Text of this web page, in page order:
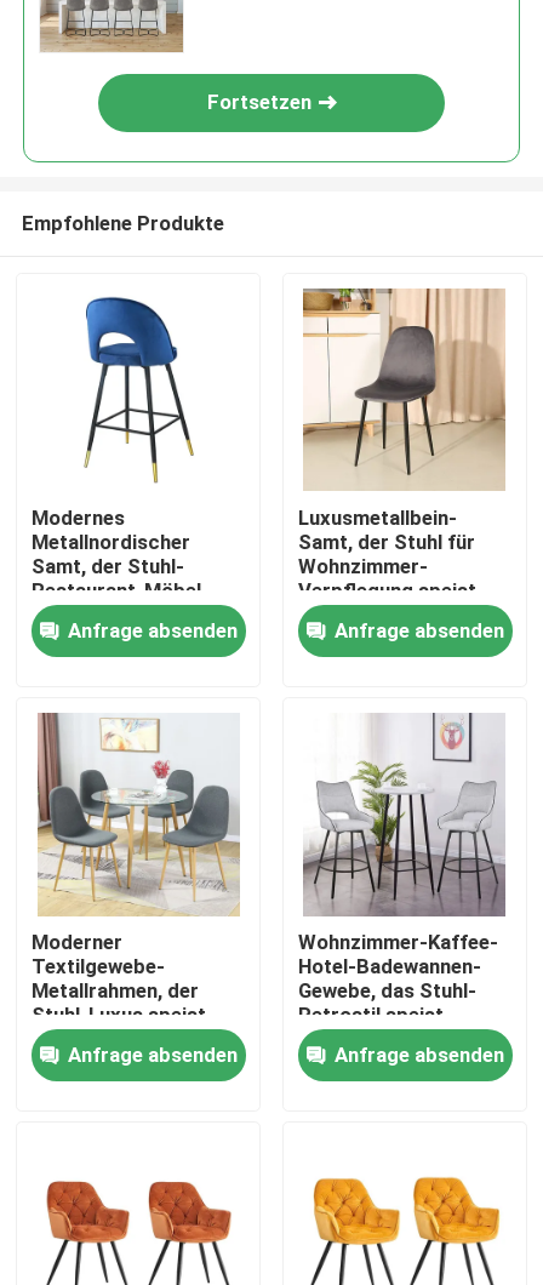
Haus
Produkte
Über uns
Fabrik-Ausflug
Qualitätskontrolle
Treten Sie mit uns in Verbindung
Fordern Sie ein Zitat
Wohnzimmer-Möbel
Esszimmer-Möbel
Fortsetzen
Empfohlene Produkte
Modernes
Metallnordischer
Samt, der Stuhl-
Restaurant-Möbel
speist
Anfrage absenden
Luxusmetallbein-
Samt, der Stuhl für
Wohnzimmer-
Verpflegung speist
Anfrage absenden
Moderner
Textilgewebe-
Metallrahmen, der
Stuhl-Luxus speist
Anfrage absenden
Wohnzimmer-Kaffee-
Hotel-Badewannen-
Gewebe, das Stuhl-
Retrostil speist
Anfrage absenden